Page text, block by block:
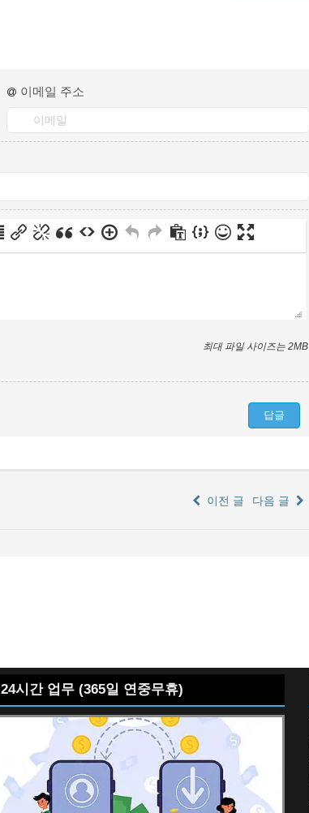
이메일 주소
최대 파일 사이즈는 2MB
이전 글 다음 글
24시간 업무 (365일 연중무휴)